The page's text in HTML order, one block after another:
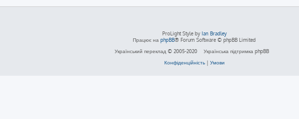
ProLight Style by Ian Bradley
Працює на phpBB® Forum Software © phpBB Limited
Український переклад © 2005-2020
Українська підтримка phpBB
Конфіденційність| Умови